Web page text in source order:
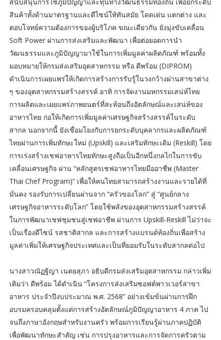
สินค้าทั้งด้านมาตรฐานและดีไซน์ให้ทันสมัย โดดเด่น แตกต่าง และ
ตอบโจทย์ความต้องการของผู้บริโภค ขณะเดียวกัน ยังมุ่งขับเคลื่อน
Soft Power ผ่านการส่งเสริมและพัฒนา เพื่อต่อยอดการนำ
วัฒนธรรมและภูมิปัญญามาใช้ในการเพิ่มมูลค่าผลิตภัณฑ์ พร้อมทั้ง
มอบหมายให้กรมส่งเสริมอุตสาหกรรม หรือ ดีพร้อม (DIPROM)
ดำเนินการเผยแพร่ให้เกิดการสร้างการรับรู้ในวงกว้างผ่านสาขาต่าง
ๆ ของอุตสาหกรรมสร้างสรรค์ อาทิ การจัดงานมหกรรมเสน่ห์ไทย
การผลิตและเผยแพร่ภาพยนตร์ที่สะท้อนถึงอัตลักษณ์และเสน่ห์ของ
อาหารไทย ก่อให้เกิดการเพิ่มมูลค่าเศรษฐกิจสร้างสรรค์ในระดับ
สากล นอกจากนี้ ยังเชื่อมโยงกับการยกระดับบุคลากรและผลิตภัณฑ์
ไทยผ่านการเพิ่มทักษะใหม่ (Upskill) และเสริมทักษะเดิม (Reskill) โดย
การเร่งสร้างเชฟอาหารไทยทักษะสูงถือเป็นอีกหนึ่งกลไกในการขับ
เคลื่อนเศรษฐกิจ ผ่าน “หลักสูตรเชฟอาหารไทยมืออาชีพ (Master
Thai Chef Program)” เพื่อให้คนไทยสามารถสร้างงานและรายได้ที่
มั่นคง รองรับการเปลี่ยนผ่านจาก “ครัวของโลก” สู่ “ศูนย์กลาง
เศรษฐกิจอาหารระดับโลก” โดยใช้พลังของอุตสาหกรรมสร้างสรรค์
ในการพัฒนาเชฟชุมชนสู่เชฟอาชีพ ผ่านการ Upskill-Reskill ไม่ว่าจะ
เป็นเรื่องดีไซน์ รสชาติสากล และการสร้างแบรนด์ท้องถิ่นเพื่อสร้าง
มูลค่าเพิ่มให้เศรษฐกิจประเทศและเป็นที่ยอมรับในระดับสากลต่อไป
นางสาวณัฏฐิญา เนตยสุภา อธิบดีกรมส่งเสริมอุตสาหกรรม กล่าวเพิ่ม
เติมว่า ดีพร้อม ได้ดำเนิน “โครงการส่งเสริมซอฟต์พาวเวอร์สาขา
อาหาร ประจำปีงบประมาณ พ.ศ. 2568” อย่างเข้มข้นผ่านการฝึก
อบรมครอบคลุมตั้งแต่การสร้างอัตลักษณ์ภูมิปัญญาอาหาร 4 ภาค ไป
จนถึงภาษาอังกฤษสำหรับงานครัว พร้อมการเรียนรู้ผ่านภาคปฏิบัติ
เพื่อพัฒนาทักษะสำคัญ เช่น การปรุงอาหารและการจัดการครัวตาม